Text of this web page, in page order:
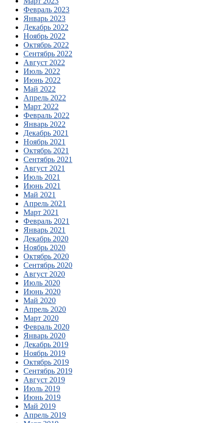
Февраль 2023
Январь 2023
Декабрь 2022
Ноябрь 2022
Октябрь 2022
Сентябрь 2022
Август 2022
Июль 2022
Июнь 2022
Май 2022
Апрель 2022
Март 2022
Февраль 2022
Январь 2022
Декабрь 2021
Ноябрь 2021
Октябрь 2021
Сентябрь 2021
Август 2021
Июль 2021
Июнь 2021
Май 2021
Апрель 2021
Март 2021
Февраль 2021
Январь 2021
Декабрь 2020
Ноябрь 2020
Октябрь 2020
Сентябрь 2020
Август 2020
Июль 2020
Июнь 2020
Май 2020
Апрель 2020
Март 2020
Февраль 2020
Январь 2020
Декабрь 2019
Ноябрь 2019
Октябрь 2019
Сентябрь 2019
Август 2019
Июль 2019
Июнь 2019
Май 2019
Апрель 2019